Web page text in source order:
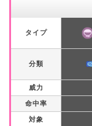
タイプ
分類
威力
命中率
対象